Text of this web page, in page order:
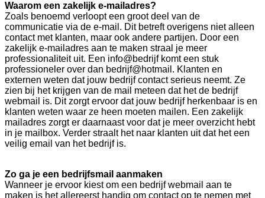
Waarom een zakelijk e-mailadres?
Zoals benoemd verloopt een groot deel van de
communicatie via de e-mail. Dit betreft overigens niet alleen
contact met klanten, maar ook andere partijen. Door een
zakelijk e-mailadres aan te maken straal je meer
professionaliteit uit. Een info@bedrijf komt een stuk
professioneler over dan bedrijf@hotmail. Klanten en
externen weten dat jouw bedrijf contact serieus neemt. Ze
zien bij het krijgen van de mail meteen dat het de bedrijf
webmail is. Dit zorgt ervoor dat jouw bedrijf herkenbaar is en
klanten weten waar ze heen moeten mailen. Een zakelijk
mailadres zorgt er daarnaast voor dat je meer overzicht hebt
in je mailbox. Verder straalt het naar klanten uit dat het een
veilig email van het bedrijf is.
Zo ga je een bedrijfsmail aanmaken
Wanneer je ervoor kiest om een bedrijf webmail aan te
maken is het allereerst handig om contact op te nemen met